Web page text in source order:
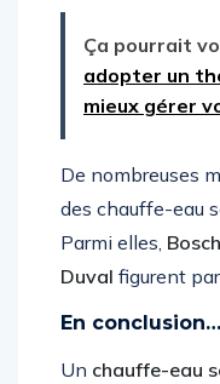
Ça pourrait
adopter un
mieux gérer
De nombreuses
des chauffe-eau
Parmi elles, Bosch
Duval figurent
En conclusion…
Un chauffe-eau